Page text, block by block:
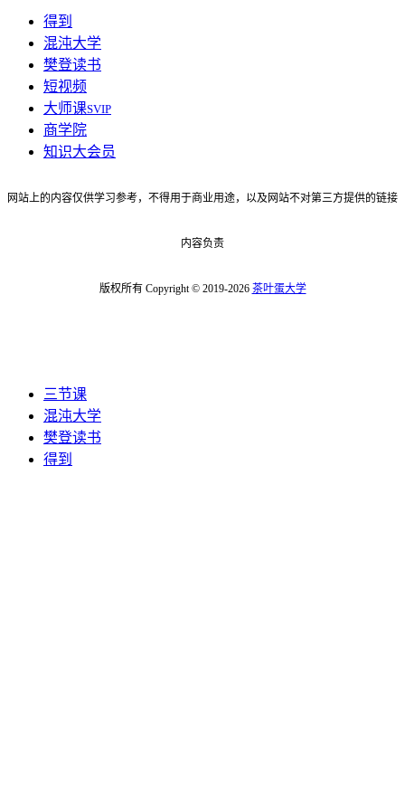
得到
混沌大学
樊登读书
短视频
大师课SVIP
商学院
知识大会员
网站上的内容仅供学习参考，不得用于商业用途，以及网站不对第三方提供的链接
内容负责
版权所有 Copyright © 2019-2026 茶叶蛋大学
三节课
混沌大学
樊登读书
得到